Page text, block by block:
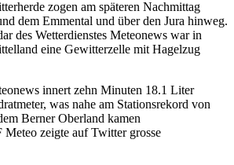
zogen am späteren Nachmittag
dem Emmental und über den Jura hinweg.
des Wetterdienstes Meteonews war in
eine Gewitterzelle mit Hagelzug
innert zehn Minuten 18.1 Liter
was nahe am Stationsrekord von
Berner Oberland kamen
Meteo zeigte auf Twitter grosse